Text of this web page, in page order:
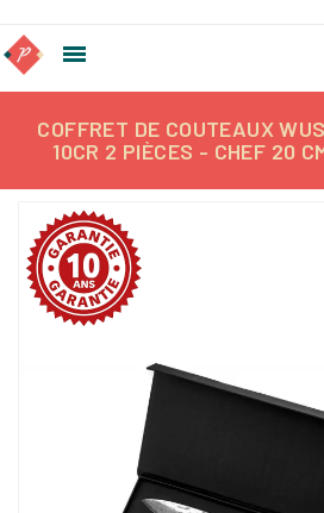

COFFRET DE COUTEAUX
10CR 2 PIÈCES - CHEF 20